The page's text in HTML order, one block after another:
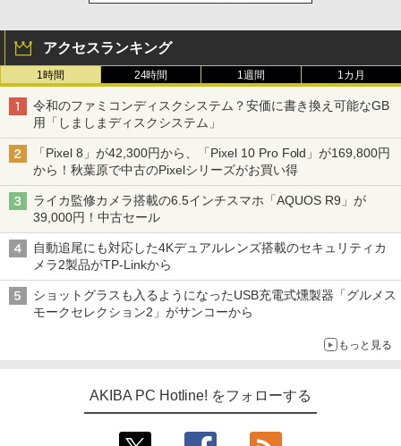
アクセスランキング
1時間 24時間 1週間 1カ月
令和のファミコンディスクシステム？安価に書き換え可能なGB
用「しましまディスクシステム」
「Pixel 8」が42,300円から、「Pixel 10 Pro Fold」が169,800円
から！秋葉原で中古のPixelシリーズがお買い得
ライカ監修カメラ搭載の6.5インチスマホ「AQUOS R9」が
39,000円！中古セール
自動追尾にも対応した4Kデュアルレンズ搭載のセキュリティカ
メラ2製品がTP-Linkから
ショットグラスも入るようになったUSB充電式燻製器「グルメス
モークセレクション2」がサンコーから
もっと見る
AKIBA PC Hotline! をフォローする